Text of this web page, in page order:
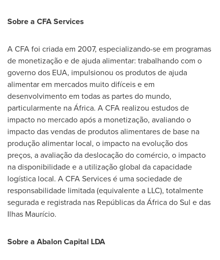
Sobre a CFA Services
A CFA foi criada em 2007, especializando-se em programas
de monetização e de ajuda alimentar: trabalhando com o
governo dos EUA, impulsionou os produtos de ajuda
alimentar em mercados muito difíceis e em
desenvolvimento em todas as partes do mundo,
particularmente na África. A CFA realizou estudos de
impacto no mercado após a monetização, avaliando o
impacto das vendas de produtos alimentares de base na
produção alimentar local, o impacto na evolução dos
preços, a avaliação da deslocação do comércio, o impacto
na disponibilidade e a utilização global da capacidade
logística local. A CFA Services é uma sociedade de
responsabilidade limitada (equivalente a LLC), totalmente
segurada e registrada nas Repúblicas da África do Sul e das
Ilhas Maurício.
Sobre a Abalon Capital LDA